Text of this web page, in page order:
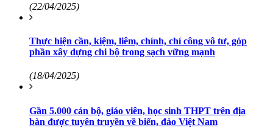
(22/04/2025)
Thực hiện cần, kiệm, liêm, chính, chí công vô tư, góp
phần xây dựng chi bộ trong sạch vững mạnh
(18/04/2025)
Gần 5.000 cán bộ, giáo viên, học sinh THPT trên địa
bàn được tuyên truyền về biển, đảo Việt Nam